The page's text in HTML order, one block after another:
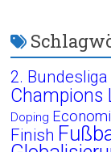
2. Bundesliga
Champions
Doping
Finish